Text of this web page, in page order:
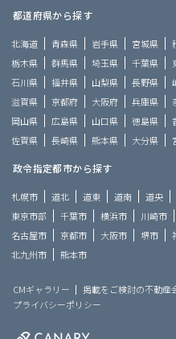
都道府県から探す
北海道 青森県 岩手県 宮城県
栃木県
群馬県 埼玉県 千葉県
石川県
福井県 山梨県 長野県
滋賀県
京都府 大阪府 兵庫県
岡山県
広島県 山口県 徳島県
佐賀県
長崎県 熊本県 大分県
政令指定都市から探す
札幌市 道北 道東 道南 道央
東京市部
千葉市 横浜市 川崎市
名古屋市
京都市 大阪市 堺市
北九州市
熊本市
CMギャラリー 掲載をご検討の不動産
プライバシーポリシー